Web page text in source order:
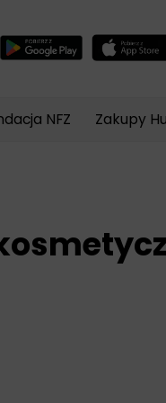
NFZ Zakupy